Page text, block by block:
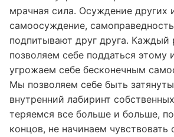
мрачная сила. Осуждение других
самоосуждение,
подпитывают друг друга. Каждый
позволяем себе поддаться этому
угрожаем себе бесконечным
Мы позволяем себе быть
внутренний лабиринт
теряемся все больше и больше,
концов, не начинаем